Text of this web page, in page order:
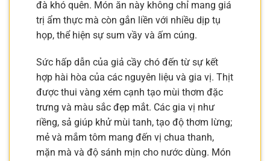
đà khó quên. Món ăn này không chỉ mang giá
trị ẩm thực mà còn gắn liền với nhiều dịp tụ
họp, thể hiện sự sum vầy và ấm cúng.
Sức hấp dẫn của giả cầy chó đến từ sự kết
hợp hài hòa của các nguyên liệu và gia vị. Thịt
được thui vàng xém cạnh tạo mùi thơm đặc
trưng và màu sắc đẹp mắt. Các gia vị như
riềng, sả giúp khử mùi tanh, tạo độ thơm lừng;
mẻ và mắm tôm mang đến vị chua thanh,
mặn mà và độ sánh mịn cho nước dùng. Món